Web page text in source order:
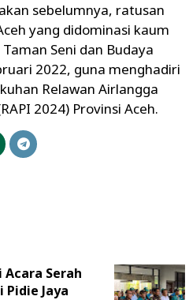
sebelumnya, ratusan
yang didominasi kaum
Seni dan Budaya
2022, guna menghadiri
Relawan Airlangga
2024) Provinsi Aceh.
Serah
Pidie Jaya